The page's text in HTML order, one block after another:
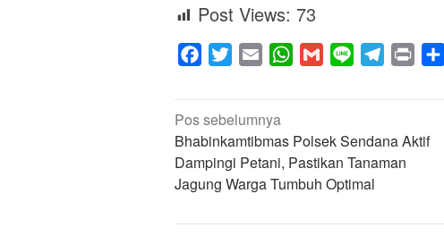
Post Views: 73
Facebook
Twitter Email WhatsApp
Gmail Line Telegram
Print
Navigasi
pos
Pos sebelumnya
Bhabinkamtibmas Polsek Sendana Aktif
Dampingi Petani, Pastikan Tanaman
Jagung Warga Tumbuh Optimal